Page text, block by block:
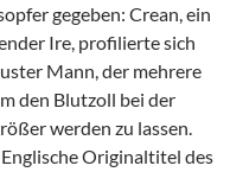
gegeben: Crean, ein
Ire, profilierte sich
Mann, der mehrere
den Blutzoll bei der
werden zu lassen.
Originaltitel des